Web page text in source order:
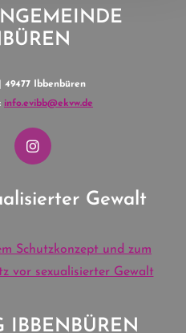
49477 Ibbenbüren
info.evibb@ekvw.de
Gewalt
Schutzkonzept und zum
vor sexualisierter Gewalt
IBBENBÜREN